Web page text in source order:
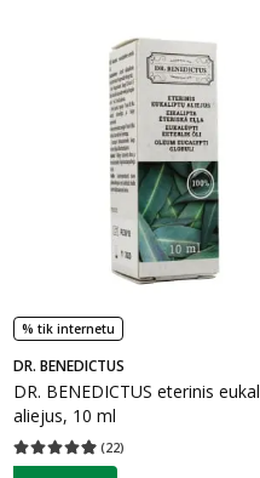
% tik internetu
DR. BENEDICTUS
DR. BENEDICTUS eterinis
aliejus, 10 ml
(22)
Vidutinis įvertinimas 4.95